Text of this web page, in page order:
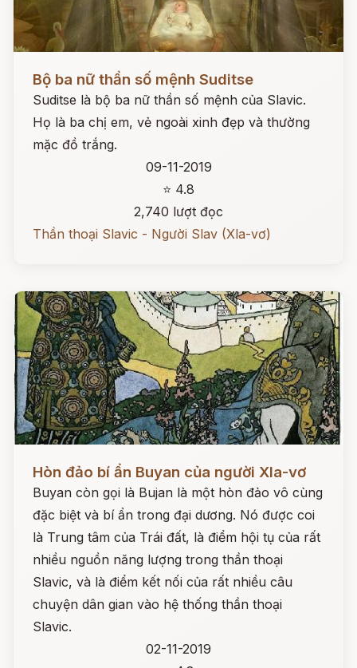
Bộ ba nữ thần số mệnh Suditse
Suditse là bộ ba nữ thần số mệnh của Slavic.
Họ là ba chị em, vẻ ngoài xinh đẹp và thường
mặc đồ trắng.
09-11-2019
⭐ 4.8
2,740 lượt đọc
Thần thoại Slavic - Người Slav (Xla-vơ)
Hòn đảo bí ẩn Buyan của người Xla-vơ
Buyan còn gọi là Bujan là một hòn đảo vô cùng
đặc biệt và bí ẩn trong đại dương. Nó được coi
là Trung tâm của Trái đất, là điểm hội tụ của rất
nhiều nguồn năng lượng trong thần thoại
Slavic, và là điểm kết nối của rất nhiều câu
chuyện dân gian vào hệ thống thần thoại
Slavic.
02-11-2019